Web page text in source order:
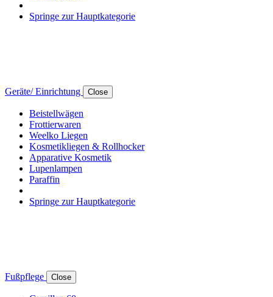
Springe zur Hauptkategorie
Geräte/ Einrichtung Close
Beistellwägen
Frottierwaren
Weelko Liegen
Kosmetikliegen & Rollhocker
Apparative Kosmetik
Lupenlampen
Paraffin
Springe zur Hauptkategorie
Fußpflege Close